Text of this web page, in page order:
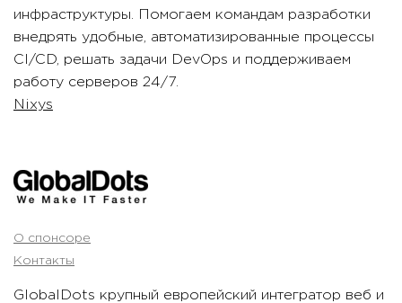
инфраструктуры. Помогаем командам разработки
внедрять удобные, автоматизированные процессы
CI/CD, решать задачи DevOps и поддерживаем
работу серверов 24/7.
Nixys
О спонсоре
Контакты
GlobalDots крупный европейский интегратор веб и